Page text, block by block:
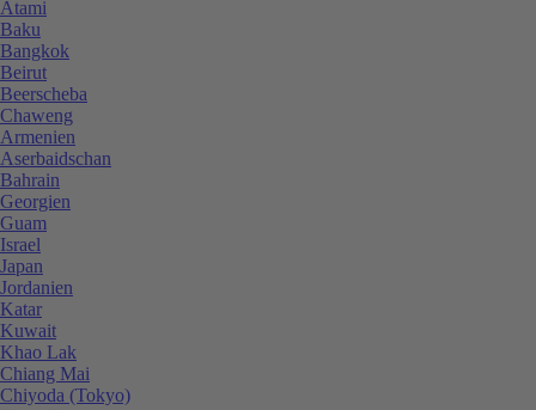
Atami
Baku
Bangkok
Beirut
Beerscheba
Chaweng
Armenien
Aserbaidschan
Bahrain
Georgien
Guam
Israel
Japan
Jordanien
Katar
Kuwait
Khao Lak
Chiang Mai
Chiyoda (Tokyo)